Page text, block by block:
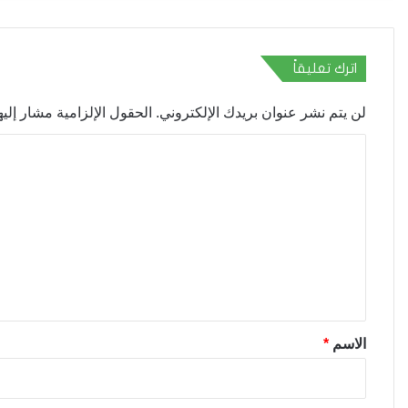
اترك تعليقاً
لن يتم نشر عنوان بريدك الإلكتروني. الحقول الإلزامية مشار
*الاسم *